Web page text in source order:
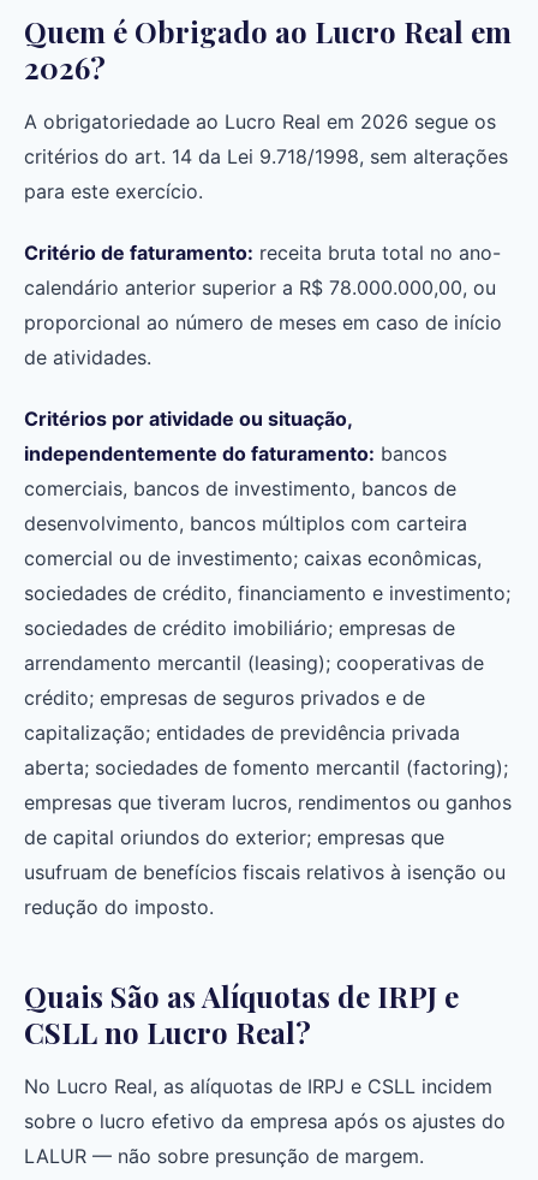
Quem é Obrigado ao Lucro Real em
2026?
A obrigatoriedade ao Lucro Real em 2026 segue os
critérios do art. 14 da Lei 9.718/1998, sem alterações
para este exercício.
Critério de faturamento: receita bruta total no ano-
calendário anterior superior a R$ 78.000.000,00, ou
proporcional ao número de meses em caso de início
de atividades.
Critérios por atividade ou situação,
independentemente do faturamento: bancos
comerciais, bancos de investimento, bancos de
desenvolvimento, bancos múltiplos com carteira
comercial ou de investimento; caixas econômicas,
sociedades de crédito, financiamento e investimento;
sociedades de crédito imobiliário; empresas de
arrendamento mercantil (leasing); cooperativas de
crédito; empresas de seguros privados e de
capitalização; entidades de previdência privada
aberta; sociedades de fomento mercantil (factoring);
empresas que tiveram lucros, rendimentos ou ganhos
de capital oriundos do exterior; empresas que
usufruam de benefícios fiscais relativos à isenção ou
redução do imposto.
Quais São as Alíquotas de IRPJ e
CSLL no Lucro Real?
No Lucro Real, as alíquotas de IRPJ e CSLL incidem
sobre o lucro efetivo da empresa após os ajustes do
LALUR — não sobre presunção de margem.